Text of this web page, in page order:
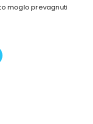
moglo prevagnuti